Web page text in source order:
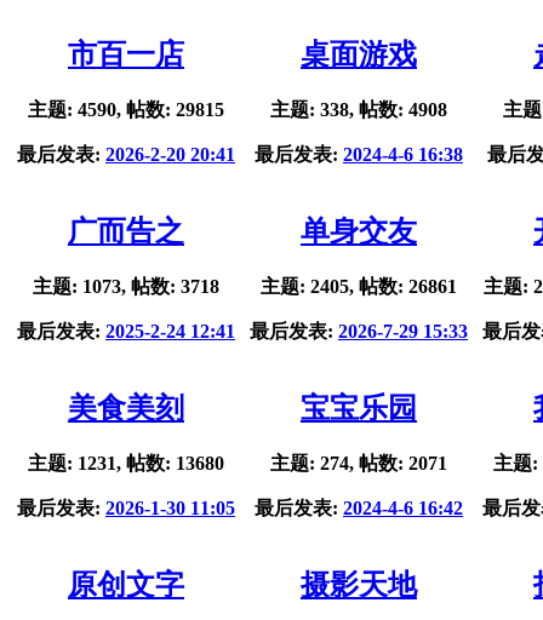
市百一店
主题: 4590, 帖数: 29815
最后发表: 2026-2-20 20:41
桌面游戏
主题: 338, 帖数: 4908
最后发表: 2024-4-6 16:38
主
最后
广而告之
主题: 1073, 帖数: 3718
最后发表: 2025-2-24 12:41
单身交友
主题: 2405, 帖数: 26861
最后发表: 2026-7-29 15:33
主题:
最后
美食美刻
主题: 1231, 帖数: 13680
最后发表: 2026-1-30 11:05
宝宝乐园
主题: 274, 帖数: 2071
最后发表: 2024-4-6 16:42
主题:
最后
原创文字 摄影天地